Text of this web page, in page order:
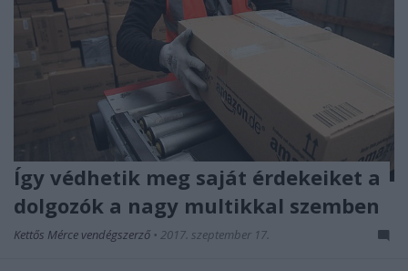
Így védhetik meg saját érdekeiket a
dolgozók a nagy multikkal szemben
Kettős Mérce vendégszerző • 2017. szeptember 17.